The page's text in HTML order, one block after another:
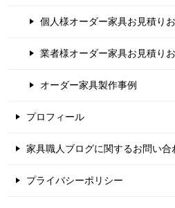
個人様オーダー家具お見積り
業者様オーダー家具お見積り
オーダー家具製作事例
プロフィール
家具職人ブログに関するお問い合
プライバシーポリシー